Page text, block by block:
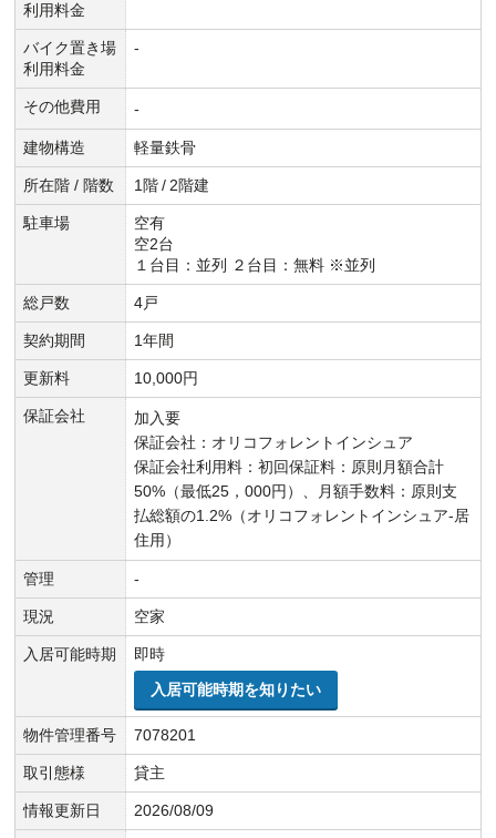
利用料金
バイク置き場
利用料金
-
その他費用 -
建物構造 軽量鉄骨
所在階 / 階数 1階 / 2階建
駐車場
空有
空2台
１台目：並列 ２台目：無料 ※並列
総戸数 4戸
契約期間 1年間
更新料 10,000円
保証会社
加入要
保証会社：オリコフォレントインシュア
保証会社利用料：初回保証料：原則月額合計
50%（最低25，000円）、月額手数料：原則支
払総額の1.2%（オリコフォレントインシュア-居
住用）
管理 -
現況 空家
入居可能時期
即時
入居可能時期を知りたい
物件管理番号 7078201
取引態様 貸主
情報更新日 2026/08/09